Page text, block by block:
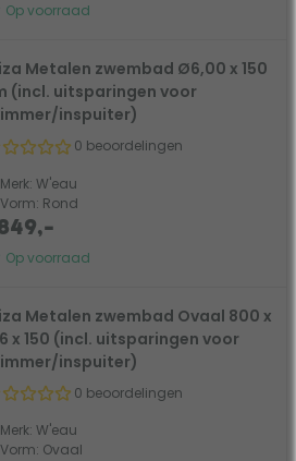
Op voorraad
Metalen zwembad Ø6,00 x 150
(incl. uitsparingen voor
inspuiter)
0 beoordelingen
Merk: W'eau
Vorm: Rond
Op voorraad
Metalen zwembad Ovaal 800 x
x 150 (incl. uitsparingen voor
inspuiter)
0 beoordelingen
Merk: W'eau
Vorm: Ovaal